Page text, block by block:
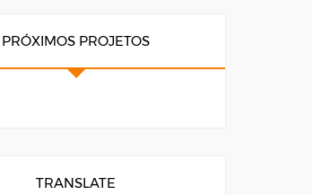
PRÓXIMOS PROJETOS
TRANSLATE